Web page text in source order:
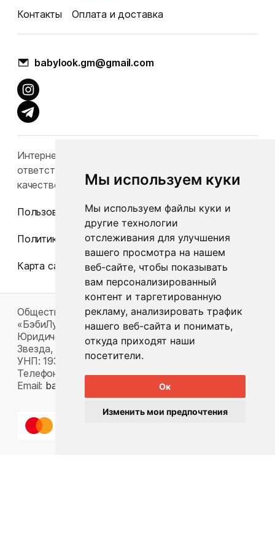
Мы используем куки
Мы используем файлы куки и
другие технологии
отслеживания для улучшения
вашего просмотра на нашем
веб-сайте, чтобы показывать
вам персонализированный
контент и таргетированную
рекламу, анализировать трафик
нашего веб-сайта и понимать,
откуда приходят наши
посетители.
Ок
Изменить мои предпочтения
Контакты
Оплата и доставка
babylook.gm@gmail.com
Интернет-каталог Babylook.by не несет
ответственность за конечную стоимость и
качество товаров.
Пользовательское соглашение
Политика конфиденциальности
Карта сайта
Общество с ограниченной ответственностью
«БэбиЛук»
Юридический адрес: 220117, г. Минск, пр-т Газеты
Звезда, д. 16, пом. 52
УНП: 193815124
Телефон:
+375 33 392 66 63
Email: babylook.gm@gmail.com